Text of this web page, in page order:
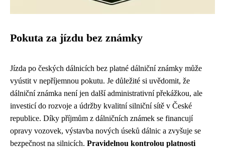
Pokuta za jízdu bez známky
Jízda po českých dálnicích bez platné dálniční známky může
vyústit v nepříjemnou pokutu. Je důležité si uvědomit, že
dálniční známka není jen další administrativní překážkou, ale
investicí do rozvoje a údržby kvalitní silniční sítě v České
republice. Díky příjmům z dálničních známek se financují
opravy vozovek, výstavba nových úseků dálnic a zvyšuje se
bezpečnost na silnicích. Pravidelnou kontrolou platnosti